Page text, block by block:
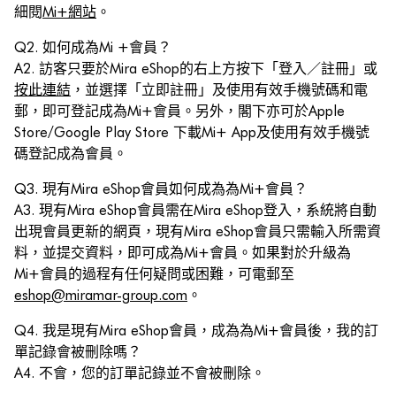
細閱Mi+網站 。
Q2. 如何成為Mi +會員？
A2. 訪客只要於Mira eShop的右上方按下「登入／註冊」或
按此連結 ，並選擇「立即註冊」及使用有效手機號碼和電
郵，即可登記成為Mi+會員。另外，閣下亦可於Apple
Store/Google Play Store 下載Mi+ App及使用有效手機號
碼登記成為會員。
Q3. 現有Mira eShop會員如何成為為Mi+會員？
A3. 現有Mira eShop會員需在Mira eShop登入，系統將自動
出現會員更新的網頁，現有Mira eShop會員只需輸入所需資
料，並提交資料，即可成為Mi+會員。如果對於升級為
Mi+會員的過程有任何疑問或困難，可電郵至
eshop@miramar-group.com 。
Q4. 我是現有Mira eShop會員，成為為Mi+會員後，我的訂
單記錄會被刪除嗎？
A4. 不會，您的訂單記錄並不會被刪除。